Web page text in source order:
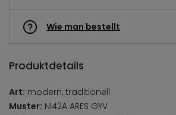
Wie man bestellt
Produktdetails
Art: modern, traditionell
Muster: NI42A ARES GYV